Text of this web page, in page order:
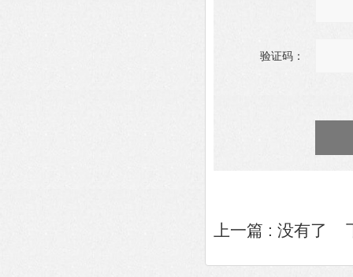
验证码：
上一篇 : 没有了